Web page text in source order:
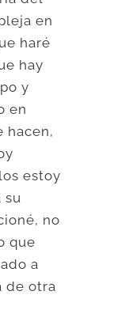
en
haré
hay
y
en
hacen,
estoy
su
no
que
a
de otra